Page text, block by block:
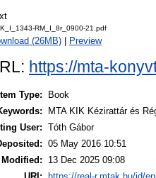
RM_I_8r_0900-21.pdf
(26MB) Preview
https://mta-
Item Type:
Book
MTA KIK Kézirattár és
User: Tóth Gábor
05 May 2016 10:51
Modified:
13 Dec 2025 09:08